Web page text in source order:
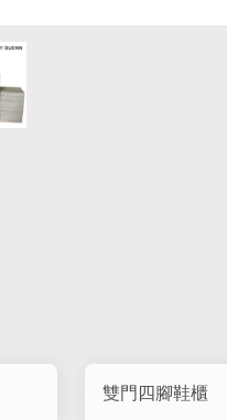
雙門四腳鞋櫃